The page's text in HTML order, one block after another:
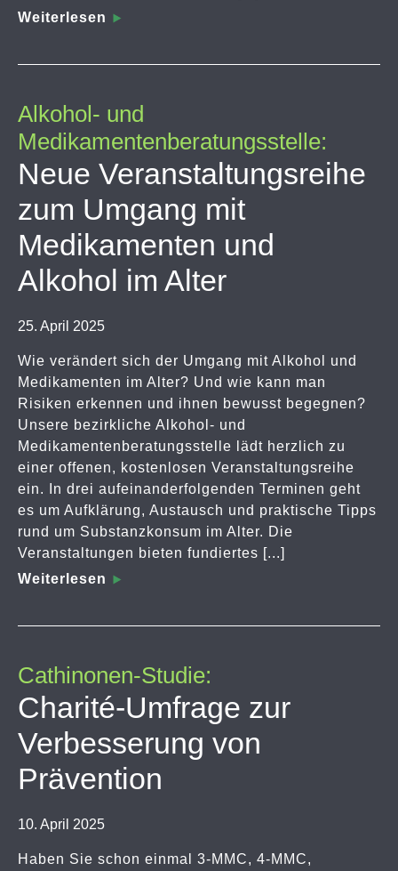
Weiterlesen
Alkohol- und
Medikamentenberatungsstelle:
Neue Veranstaltungsreihe
zum Umgang mit
Medikamenten und
Alkohol im Alter
25. April 2025
Wie verändert sich der Umgang mit Alkohol und
Medikamenten im Alter? Und wie kann man
Risiken erkennen und ihnen bewusst begegnen?
Unsere bezirkliche Alkohol- und
Medikamentenberatungsstelle lädt herzlich zu
einer offenen, kostenlosen Veranstaltungsreihe
ein. In drei aufeinanderfolgenden Terminen geht
es um Aufklärung, Austausch und praktische Tipps
rund um Substanzkonsum im Alter. Die
Veranstaltungen bieten fundiertes [...]
Weiterlesen
Cathinonen-Studie:
Charité-Umfrage zur
Verbesserung von
Prävention
10. April 2025
Haben Sie schon einmal 3-MMC, 4-MMC,